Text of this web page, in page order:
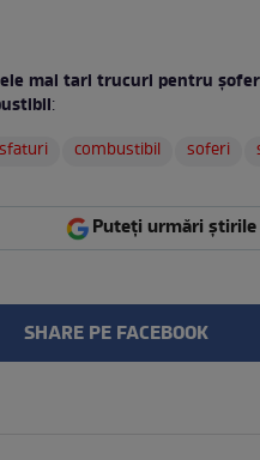
mai tari trucuri pentru
:
sfaturi combustibil soferi
Puteți urmări știrile
SHARE PE FACEBOOK